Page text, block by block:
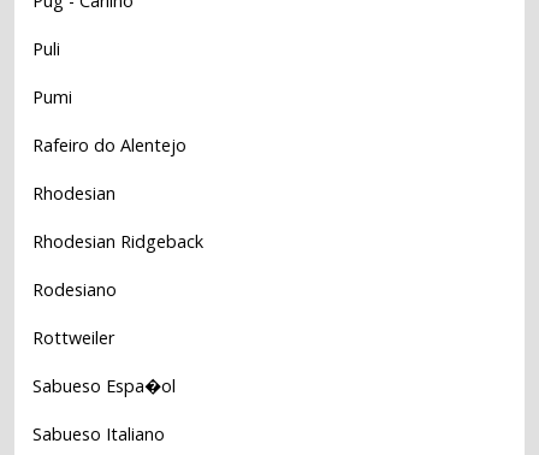
Puli
Pumi
Rafeiro do Alentejo
Rhodesian
Rhodesian Ridgeback
Rodesiano
Rottweiler
Sabueso Espa�ol
Sabueso Italiano